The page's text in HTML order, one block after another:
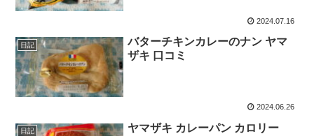
2024.07.16
日記
バターチキンカレーのナン ヤマ
ザキ 口コミ
2024.06.26
日記 ヤマザキ カレーパン カロリー